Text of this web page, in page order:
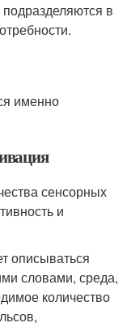
в
именно
сенсорных
и
описываться
словами, среда,
количество